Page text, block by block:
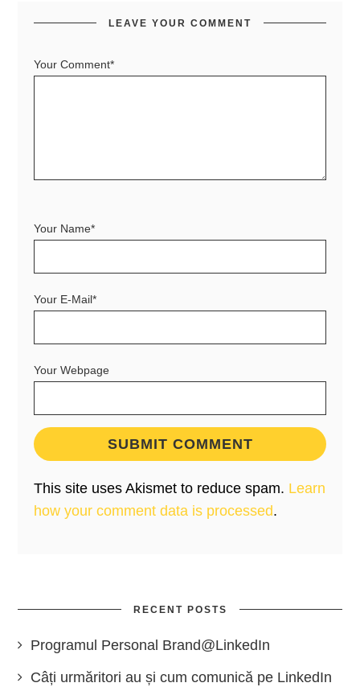
LEAVE YOUR COMMENT
Your Comment*
Your Name*
Your E-Mail*
Your Webpage
This site uses Akismet to reduce spam. Learn
how your comment data is processed.
RECENT POSTS
Programul Personal Brand@LinkedIn
Câți urmăritori au și cum comunică pe LinkedIn